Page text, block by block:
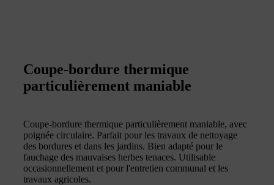
Coupe-bordure thermique
particulièrement maniable
Coupe-bordure thermique particulièrement maniable, avec
poignée circulaire. Parfait pour les travaux de nettoyage
des bordures et dans les jardins. Bien adapté pour le
fauchage des mauvaises herbes tenaces. Utilisable
occasionnellement et pour l'entretien communal et les
travaux agricoles.